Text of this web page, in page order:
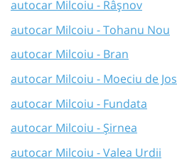
autocar Milcoiu - Râşnov
autocar Milcoiu - Tohanu Nou
autocar Milcoiu - Bran
autocar Milcoiu - Moeciu de Jos
autocar Milcoiu - Fundata
autocar Milcoiu - Șirnea
autocar Milcoiu - Valea Urdii